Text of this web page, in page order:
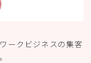
ークビジネスの集客